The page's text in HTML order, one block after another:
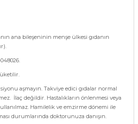
ana bileşeninin menşe ülkesi gıdanın
aşmayın. Takviye edici gıdalar normal
İlaç değildir. Hastalıkların önlenmesi veya
Hamilelik ve emzirme dönemi ile
durumlarında doktorunuza danışın.